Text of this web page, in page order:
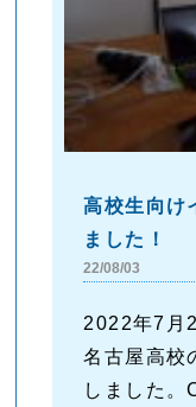
高校生向け
ました！
22/08/03
2022年7月
名古屋高校
しました。